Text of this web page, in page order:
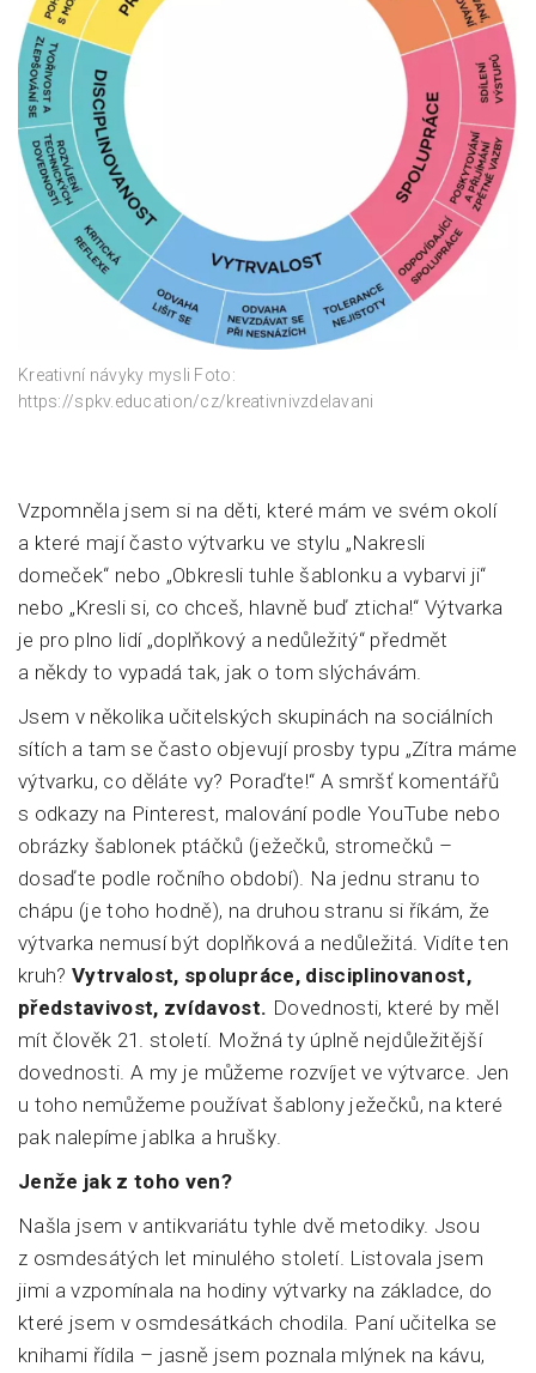
Kreativní návyky mysli Foto:
https://spkv.education/cz/kreativnivzdelavani
Vzpomněla jsem si na děti, které mám ve svém okolí
a které mají často výtvarku ve stylu „Nakresli
domeček“ nebo „Obkresli tuhle šablonku a vybarvi ji“
nebo „Kresli si, co chceš, hlavně buď zticha!“ Výtvarka
je pro plno lidí „doplňkový a nedůležitý“ předmět
a někdy to vypadá tak, jak o tom slýchávám.
Jsem v několika učitelských skupinách na sociálních
sítích a tam se často objevují prosby typu „Zítra máme
výtvarku, co děláte vy? Poraďte!“ A smršť komentářů
s odkazy na Pinterest, malování podle YouTube nebo
obrázky šablonek ptáčků (ježečků, stromečků –
dosaďte podle ročního období). Na jednu stranu to
chápu (je toho hodně), na druhou stranu si říkám, že
výtvarka nemusí být doplňková a nedůležitá. Vidíte ten
kruh?Vytrvalost, spolupráce, disciplinovanost,
představivost, zvídavost. Dovednosti, které by měl
mít člověk 21. století. Možná ty úplně nejdůležitější
dovednosti. A my je můžeme rozvíjet ve výtvarce. Jen
u toho nemůžeme používat šablony ježečků, na které
pak nalepíme jablka a hrušky.
Jenže jak z toho ven?
Našla jsem v antikvariátu tyhle dvě metodiky. Jsou
z osmdesátých let minulého století. Listovala jsem
jimi a vzpomínala na hodiny výtvarky na základce, do
které jsem v osmdesátkách chodila. Paní učitelka se
knihami řídila – jasně jsem poznala mlýnek na kávu,